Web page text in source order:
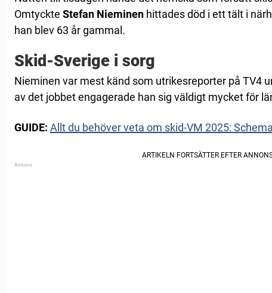
Omtyckte Stefan Nieminen hittades död i ett tält i
han blev 63 år gammal.
Skid-Sverige i sorg
Nieminen var mest känd som utrikesreporter på TV4
av det jobbet engagerade han sig väldigt mycket för
GUIDE: Allt du behöver veta om skid-VM 2025: